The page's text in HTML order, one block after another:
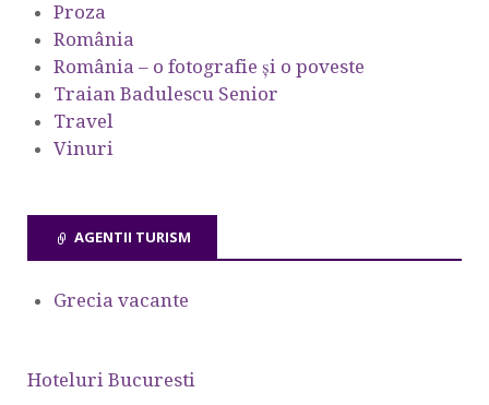
Proza
România
România – o fotografie şi o poveste
Traian Badulescu Senior
Travel
Vinuri
AGENTII TURISM
Grecia vacante
Hoteluri Bucuresti